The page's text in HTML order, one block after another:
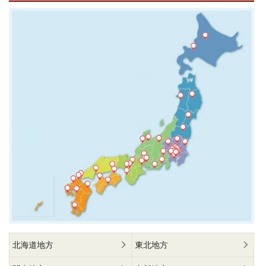
北海道地方 東北地方